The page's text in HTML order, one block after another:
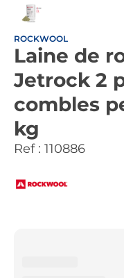
ROCKWOOL
Laine de
Jetrock 2
combles
kg
Ref : 110886